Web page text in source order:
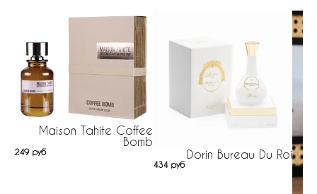
Maison Tahite Coffee
Bomb
249 руб Dorin Bureau Du Roi
434 руб